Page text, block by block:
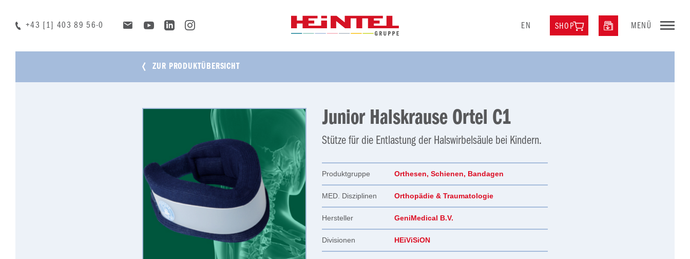
+43 [1] 403 89 56-0 EN SHOP MENÜ
ZUR PRODUKTÜBERSICHT
Junior Halskrause Ortel C1
Stütze für die Entlastung der Halswirbelsäule bei Kindern.
Produktgruppe Orthesen, Schienen, Bandagen
MED. Disziplinen Orthopädie & Traumatologie
Hersteller GeniMedical B.V.
Divisionen HEiViSiON